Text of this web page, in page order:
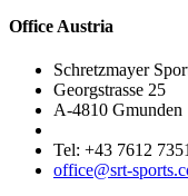
Office Austria
Schretzmayer
Georgstrasse 25
A-4810 Gmunden
Tel: +43 7612
office@srt-